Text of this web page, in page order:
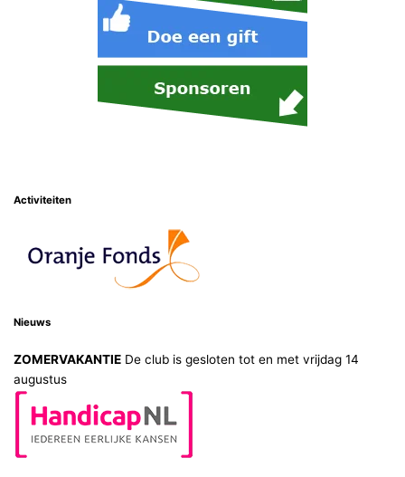
Activiteiten
Nieuws
ZOMERVAKANTIE De club is gesloten tot en met vrijdag 14
augustus